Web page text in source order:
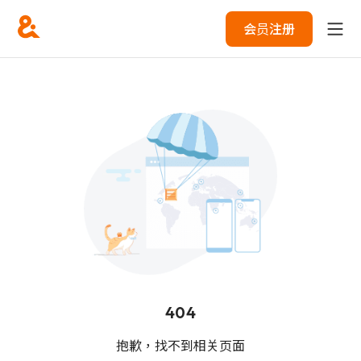
会员注册
404
抱歉，找不到相关页面